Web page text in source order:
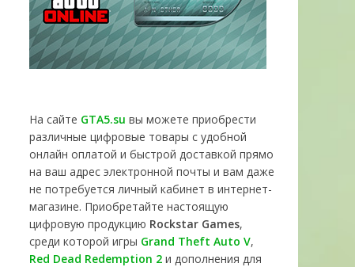
На сайте GTA5.su вы можете приобрести
различные цифровые товары с удобной
онлайн оплатой и быстрой доставкой прямо
на ваш адрес электронной почты и вам даже
не потребуется личный кабинет в интернет-
магазине. Приобретайте настоящую
цифровую продукцию Rockstar Games,
среди которой игры Grand Theft Auto V,
Red Dead Redemption 2 и дополнения для